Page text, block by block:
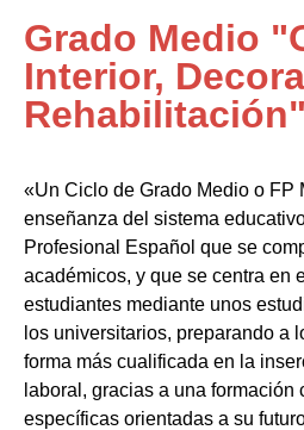
Grado Medio
Interior,
Rehabilitación"
«Un Ciclo de Grado Medio o FP
enseñanza del sistema
Profesional Español que se
académicos, y que se centra en
estudiantes mediante unos
los universitarios, preparando a
forma más cualificada en la
laboral, gracias a una formación
específicas orientadas a su